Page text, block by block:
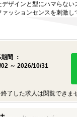
ザインと型にハマらない
ッションセンスを刺激し
間 ：
～ 2026/10/31
了した求人は閲覧できま